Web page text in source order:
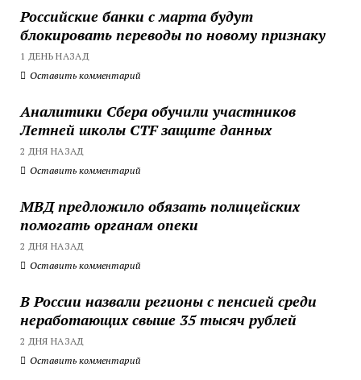
Российские банки с марта будут
блокировать переводы по новому признаку
1 ДЕНЬ НАЗАД
Оставить комментарий
Аналитики Сбера обучили участников
Летней школы CTF защите данных
2 ДНЯ НАЗАД
Оставить комментарий
МВД предложило обязать полицейских
помогать органам опеки
2 ДНЯ НАЗАД
Оставить комментарий
В России назвали регионы с пенсией среди
неработающих свыше 35 тысяч рублей
2 ДНЯ НАЗАД
Оставить комментарий